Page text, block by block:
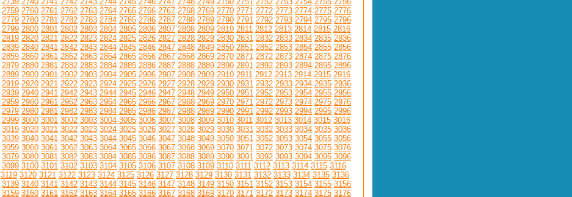
2759 2760 2761 2762 2763 2764 2765 2766 2767 2768 2769 2770 2771 2772 2773 2774 2775 2776
2779 2780 2781 2782 2783 2784 2785 2786 2787 2788 2789 2790 2791 2792 2793 2794 2795 2796
2799 2800 2801 2802 2803 2804 2805 2806 2807 2808 2809 2810 2811 2812 2813 2814 2815 2816
2819 2820 2821 2822 2823 2824 2825 2826 2827 2828 2829 2830 2831 2832 2833 2834 2835 2836
2839 2840 2841 2842 2843 2844 2845 2846 2847 2848 2849 2850 2851 2852 2853 2854 2855 2856
2859 2860 2861 2862 2863 2864 2865 2866 2867 2868 2869 2870 2871 2872 2873 2874 2875 2876
2879 2880 2881 2882 2883 2884 2885 2886 2887 2888 2889 2890 2891 2892 2893 2894 2895 2896
2899 2900 2901 2902 2903 2904 2905 2906 2907 2908 2909 2910 2911 2912 2913 2914 2915 2916
2919 2920 2921 2922 2923 2924 2925 2926 2927 2928 2929 2930 2931 2932 2933 2934 2935 2936
2939 2940 2941 2942 2943 2944 2945 2946 2947 2948 2949 2950 2951 2952 2953 2954 2955 2956
2959 2960 2961 2962 2963 2964 2965 2966 2967 2968 2969 2970 2971 2972 2973 2974 2975 2976
2979 2980 2981 2982 2983 2984 2985 2986 2987 2988 2989 2990 2991 2992 2993 2994 2995 2996
2999 3000 3001 3002 3003 3004 3005 3006 3007 3008 3009 3010 3011 3012 3013 3014 3015 3016
3019 3020 3021 3022 3023 3024 3025 3026 3027 3028 3029 3030 3031 3032 3033 3034 3035 3036
3039 3040 3041 3042 3043 3044 3045 3046 3047 3048 3049 3050 3051 3052 3053 3054 3055 3056
3059 3060 3061 3062 3063 3064 3065 3066 3067 3068 3069 3070 3071 3072 3073 3074 3075 3076
3079 3080 3081 3082 3083 3084 3085 3086 3087 3088 3089 3090 3091 3092 3093 3094 3095 3096
3099 3100 3101 3102 3103 3104 3105 3106 3107 3108 3109 3110 3111 3112 3113 3114 3115 3116
3119 3120 3121 3122 3123 3124 3125 3126 3127 3128 3129 3130 3131 3132 3133 3134 3135 3136
3139 3140 3141 3142 3143 3144 3145 3146 3147 3148 3149 3150 3151 3152 3153 3154 3155 3156
3159 3160 3161 3162 3163 3164 3165 3166 3167 3168 3169 3170 3171 3172 3173 3174 3175 3176